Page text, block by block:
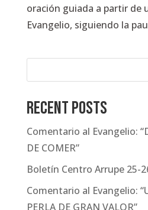
oración guiada a partir de
Evangelio, siguiendo la
Recent Posts
Comentario al Evangelio:
DE COMER”
Boletín Centro Arrupe 25-
Comentario al Evangelio:
PERLA DE GRAN VALOR”